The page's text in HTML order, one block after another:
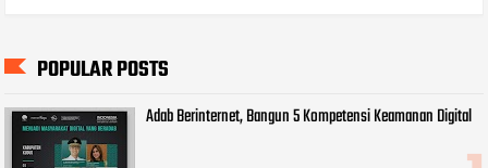
POPULAR POSTS
Adab Berinternet, Bangun 5 Kompetensi Keamanan Digital